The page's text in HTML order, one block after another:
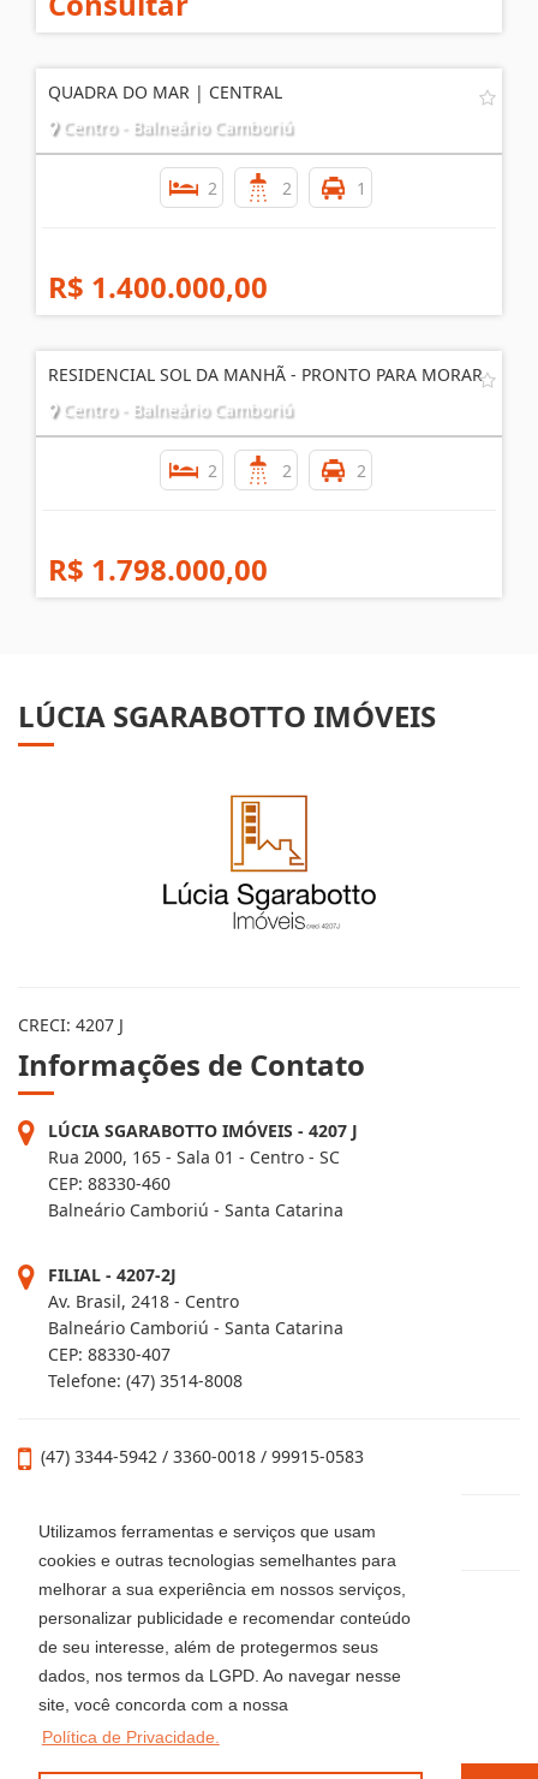
Utilizamos ferramentas e serviços que usam
cookies e outras tecnologias semelhantes para
melhorar a sua experiência em nossos serviços,
personalizar publicidade e recomendar conteúdo
de seu interesse, além de protegermos seus
dados, nos termos da LGPD. Ao navegar nesse
site, você concorda com a nossa
Política de Privacidade.
QUADRA DO MAR | CENTRAL
Centro - Balneário Camboriú
2 2 1
R$ 1.400.000,00
RESIDENCIAL SOL DA MANHÃ - PRONTO PARA MORAR
Centro - Balneário Camboriú
2 2 2
R$ 1.798.000,00
LÚCIA SGARABOTTO IMÓVEIS
CRECI: 4207 J
Informações de Contato
LÚCIA SGARABOTTO IMÓVEIS - 4207 J
Rua 2000, 165 - Sala 01 - Centro - SC
CEP: 88330-460
Balneário Camboriú - Santa Catarina
FILIAL - 4207-2J
Av. Brasil, 2418 - Centro
Balneário Camboriú - Santa Catarina
CEP: 88330-407
Telefone: (47) 3514-8008
(47) 3344-5942 / 3360-0018 / 99915-0583
locacaoluciaimoveis@gmail.com